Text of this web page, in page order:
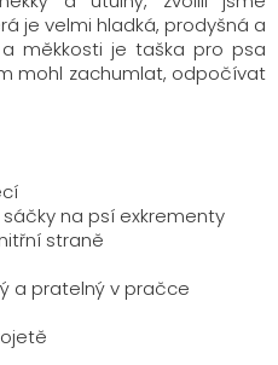
je velmi hladká, prodyšná a
měkkosti je taška pro psa
mohl zachumlat, odpočívat
na psí exkrementy
straně
a pratelný v pračce